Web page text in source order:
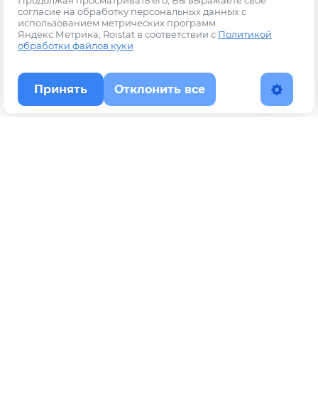
согласие на обработку персональных данных с
использованием метрических программ
Яндекс.Метрика, Roistat в соответствии с Политикой
обработки файлов куки
Принять Отклонить все